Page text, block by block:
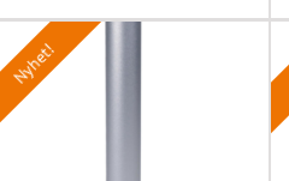
Nyhet!